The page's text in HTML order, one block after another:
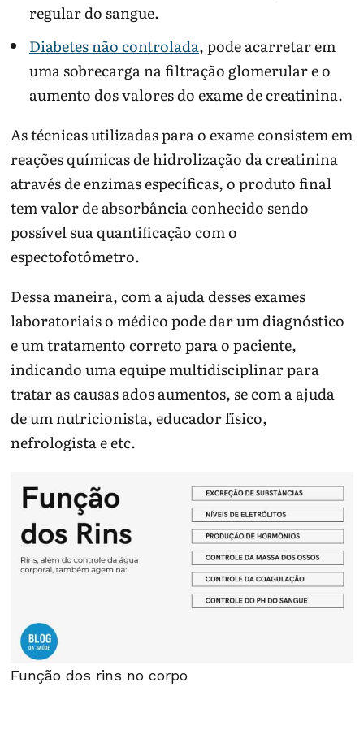
regular do sangue.
Diabetes não controlada, pode acarretar em
uma sobrecarga na filtração glomerular e o
aumento dos valores do exame de creatinina.
As técnicas utilizadas para o exame consistem em
reações químicas de hidrolização da creatinina
através de enzimas específicas, o produto final
tem valor de absorbância conhecido sendo
possível sua quantificação com o
espectofotômetro.
Dessa maneira, com a ajuda desses exames
laboratoriais o médico pode dar um diagnóstico
e um tratamento correto para o paciente,
indicando uma equipe multidisciplinar para
tratar as causas ados aumentos, se com a ajuda
de um nutricionista, educador físico,
nefrologista e etc.
Função dos rins no corpo